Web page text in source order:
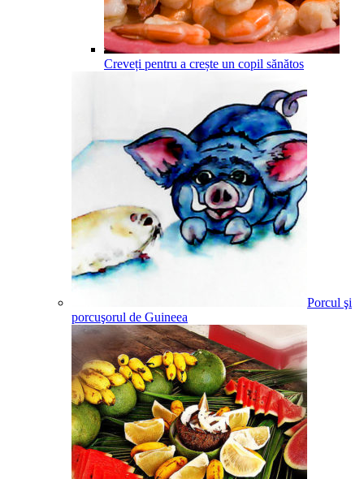
Creveți pentru a crește un copil sănătos
Porcul şi
porcuşorul de Guineea